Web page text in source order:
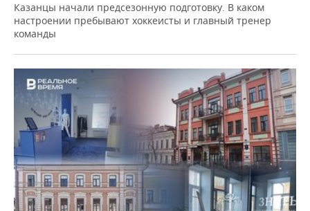
Казанцы начали предсезонную подготовку. В каком
настроении пребывают хоккеисты и главный тренер
команды